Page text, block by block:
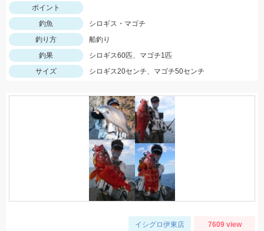
ポイント
釣魚
シロギス・マゴチ
釣り方
船釣り
釣果
シロギス60匹、マゴチ1匹
サイズ
シロギス20センチ、マゴチ50センチ
イシグロ伊東店 7609 view